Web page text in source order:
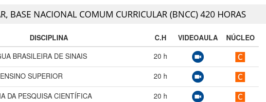
BASE NACIONAL COMUM CURRICULAR (BNCC) 420 HORAS
DISCIPLINA C.H VIDEOAULA
NÚCLEO
BRASILEIRA DE SINAIS 20 h
SUPERIOR 20 h
DA PESQUISA CIENTÍFICA 20 h